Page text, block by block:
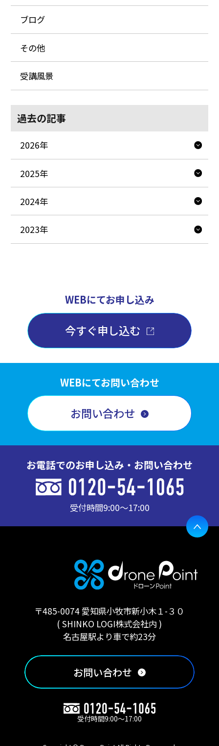
ブログ
その他
受講風景
過去の記事
2026年
2025年
2024年
2023年
WEBにてお申し込み
今すぐ申し込む
WEBにてお問い合わせ
お問い合わせ
お電話でのお申し込み・お問い合わせ
受付時間9:00〜17:00
〒485-0074 愛知県小牧市新小木１-３０
( SHINKO LOGI株式会社内 )
名古屋駅より車で約23分
お問い合わせ
受付時間9:00〜17:00